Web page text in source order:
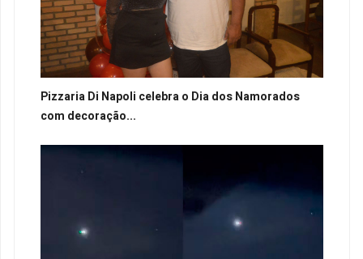
Pizzaria Di Napoli celebra o Dia dos Namorados
com decoração...